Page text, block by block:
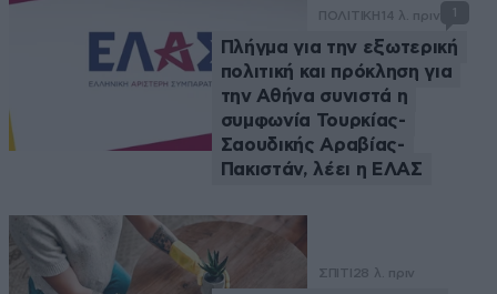
ΠΟΛΙΤΙΚΗ 14 λ. πριν
Πλήγμα για την εξωτερική
πολιτική και πρόκληση για
την Αθήνα συνιστά η
συμφωνία Τουρκίας-
Σαουδικής Αραβίας-
Πακιστάν, λέει η ΕΛΑΣ
ΣΠΙΤΙ28 λ. πριν